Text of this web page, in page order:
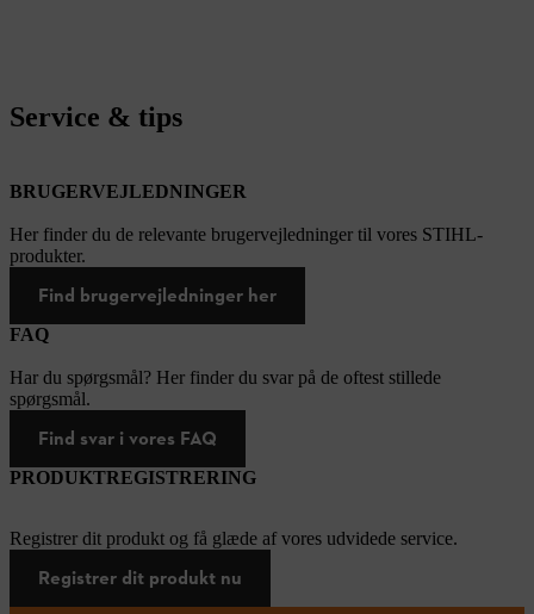
Service & tips
BRUGERVEJLEDNINGER
Her finder du de relevante brugervejledninger til vores STIHL-
produkter.
Find brugervejledninger her
FAQ
Har du spørgsmål? Her finder du svar på de oftest stillede
spørgsmål.
Find svar i vores FAQ
PRODUKTREGISTRERING
Registrer dit produkt og få glæde af vores udvidede service.
Registrer dit produkt nu